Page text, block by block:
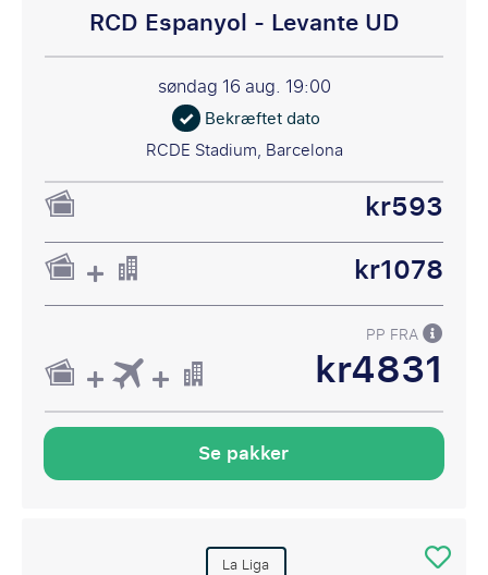
RCD Espanyol - Levante UD
søndag 16 aug. 19:00
Bekræftet dato
RCDE Stadium, Barcelona
kr593
kr1078
PP FRA
kr4831
Se pakker
La Liga